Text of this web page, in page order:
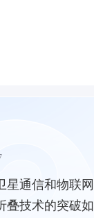
星通信和物联网
叠技术的突破如